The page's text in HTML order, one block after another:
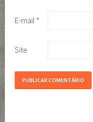
E-mail *
Site